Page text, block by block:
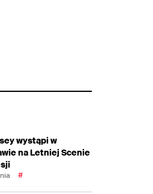
wystąpi w
na Letniej Scenie
#